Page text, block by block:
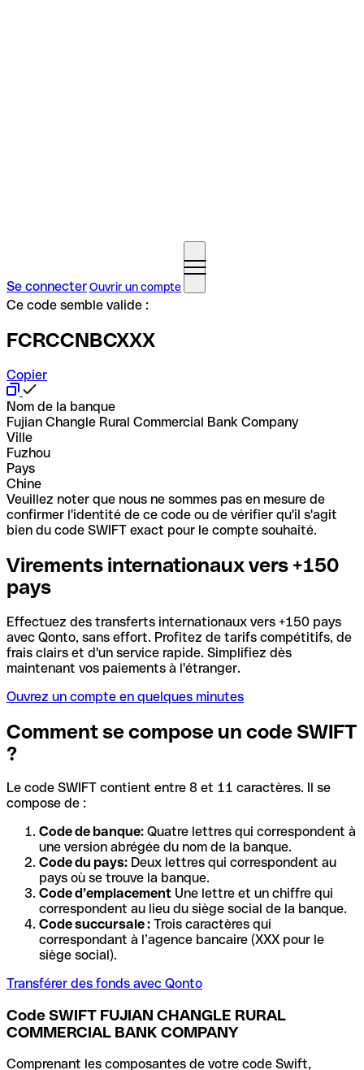
Se connecterOuvrir un compte
Ce code semble valide :
FCRCCNBCXXX
Copier
Nom de la banque
Fujian Changle Rural Commercial Bank Company
Ville
Fuzhou
Pays
Chine
Veuillez noter que nous ne sommes pas en mesure de
confirmer l'identité de ce code ou de vérifier qu'il s'agit
bien du code SWIFT exact pour le compte souhaité.
Virements internationaux vers +150
pays
Effectuez des transferts internationaux vers +150 pays
avec Qonto, sans effort. Profitez de tarifs compétitifs, de
frais clairs et d'un service rapide. Simplifiez dès
maintenant vos paiements à l'étranger.
Ouvrez un compte en quelques minutes
Comment se compose un code SWIFT
?
Le code SWIFT contient entre 8 et 11 caractères. Il se
compose de :
Code de banque: Quatre lettres qui correspondent à
une version abrégée du nom de la banque.
Code du pays: Deux lettres qui correspondent au
pays où se trouve la banque.
Code d’emplacement Une lettre et un chiffre qui
correspondent au lieu du siège social de la banque.
Code succursale : Trois caractères qui
correspondant à l’agence bancaire (XXX pour le
siège social).
Transférer des fonds avec Qonto
Code SWIFT FUJIAN CHANGLE RURAL
COMMERCIAL BANK COMPANY
Comprenant les composantes de votre code Swift,